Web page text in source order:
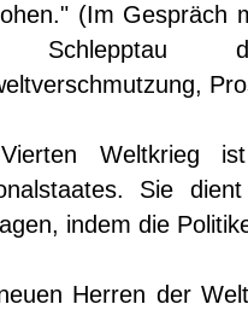
(Im Gespräch
Weltkrieg
Sie
indem die
Herren der